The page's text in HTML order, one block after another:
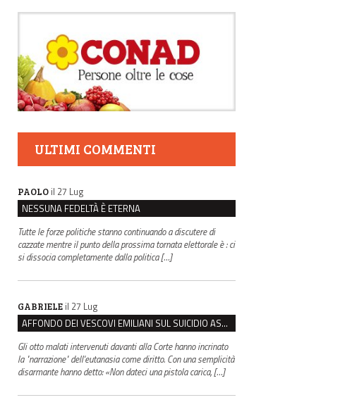
ULTIMI COMMENTI
PAOLO il 27 Lug
NESSUNA FEDELTÀ È ETERNA
Tutte le forze politiche stanno continuando a discutere di
cazzate mentre il punto della prossima tornata elettorale è : ci
si dissocia completamente dalla politica […]
GABRIELE il 27 Lug
AFFONDO DEI VESCOVI EMILIANI SUL SUICIDIO ASSISTITO: “È CONTRO IL VALORE DELLA PERSONA”
Gli otto malati intervenuti davanti alla Corte hanno incrinato
la "narrazione" dell'eutanasia come diritto. Con una semplicità
disarmante hanno detto: «Non dateci una pistola carica, […]